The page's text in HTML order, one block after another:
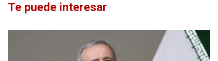
Te puede interesar